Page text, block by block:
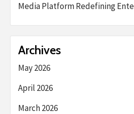
Media Platform Redefining
Archives
May 2026
April 2026
March 2026